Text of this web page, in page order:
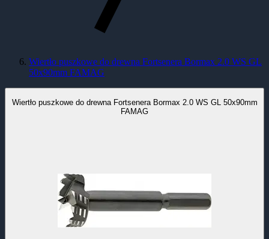
Wiertło puszkowe do drewna Fortsenera Bormax 2.0 WS GL
50x90mm FAMAG
Wiertło puszkowe do drewna Fortsenera Bormax 2.0 WS GL 50x90mm
FAMAG